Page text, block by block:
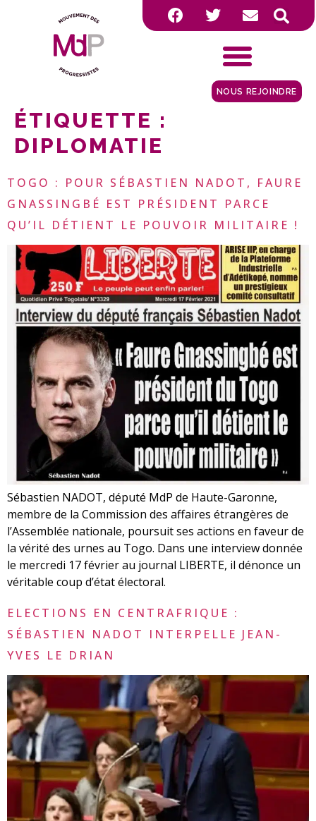
NOUS REJOINDRE
ÉTIQUETTE :
DIPLOMATIE
TOGO : POUR SÉBASTIEN NADOT, FAURE
GNASSINGBÉ EST PRÉSIDENT PARCE
QU’IL DÉTIENT LE POUVOIR MILITAIRE !
Sébastien NADOT, député MdP de Haute-Garonne,
membre de la Commission des affaires étrangères de
l’Assemblée nationale, poursuit ses actions en faveur de
la vérité des urnes au Togo. Dans une interview donnée
le mercredi 17 février au journal LIBERTE, il dénonce un
véritable coup d’état électoral.
ELECTIONS EN CENTRAFRIQUE :
SÉBASTIEN NADOT INTERPELLE JEAN-
YVES LE DRIAN